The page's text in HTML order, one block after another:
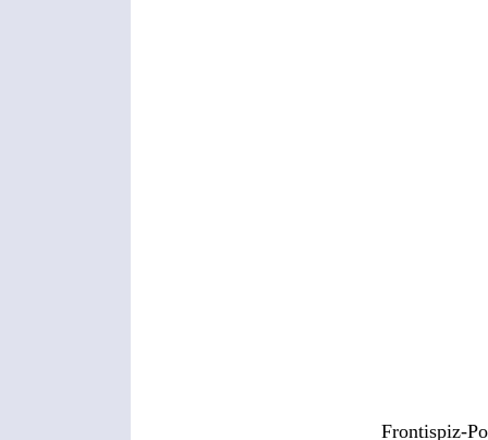
Frontispiz-